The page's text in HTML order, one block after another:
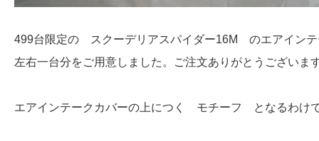
499台限定の スクーデリアスパイダー16M のエアイン
左右一台分をご用意しました。ご注文ありがとうございま
エアインテークカバーの上につく モチーフ となるわ